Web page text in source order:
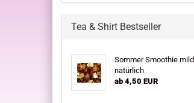
Tea & Shirt Bestseller
Sommer Smoothie mild
natürlich
ab 4,50 EUR